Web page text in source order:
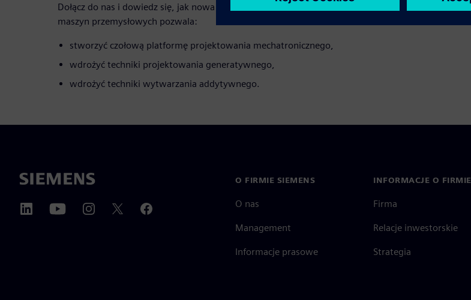
Dołącz do nas i dowiedz się, jak nowa generacja oprogramowania dla branży
maszyn przemysłowych pozwala:
stworzyć czołową platformę projektowania mechatronicznego,
wdrożyć techniki projektowania generatywnego,
wdrożyć techniki wytwarzania addytywnego.
O FIRMIE SIEMENS
O nas
Management
Informacje prasowe
INFORMACJE O FIRMIE
Firma
Relacje inwestorskie
Strategia